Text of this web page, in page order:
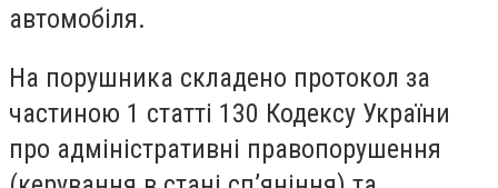
автомобіля.
На порушника складено протокол за
частиною 1 статті 130 Кодексу України
про адміністративні правопорушення